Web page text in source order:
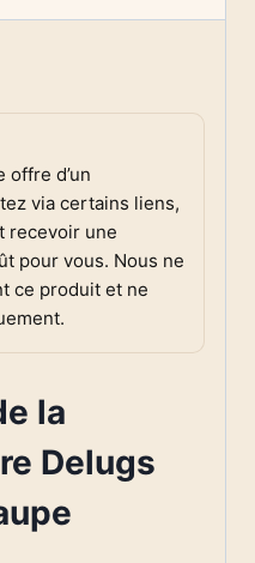
offre d’un
via certains liens,
recevoir une
pour vous. Nous ne
ce produit et ne
la
Delugs